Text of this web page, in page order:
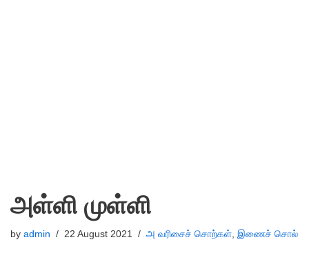
அள்ளி முள்ளி
by admin 22 August 2021 அ வரிசைச் சொற்கள், இணைச் சொல்